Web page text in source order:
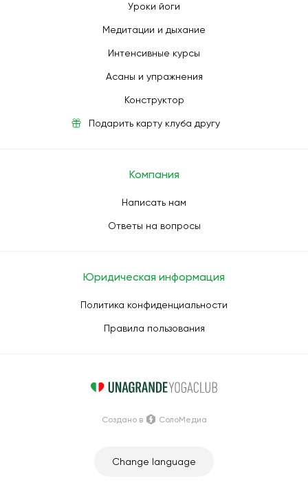
Уроки йоги
Медитации и дыхание
Интенсивные курсы
Асаны и упражнения
Конструктор
Подарить карту клуба другу
Компания
Написать нам
Ответы на вопросы
Юридическая информация
Политика конфиденциальности
Правила пользования
Change language
Создано в СолоМедиа